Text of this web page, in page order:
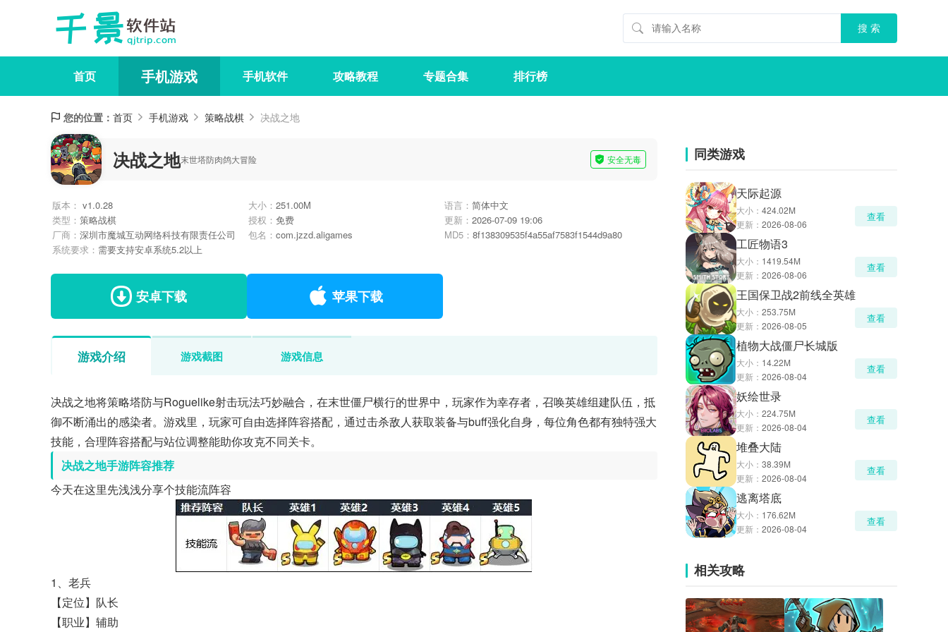
首页 手机游戏 手机软件 攻略教程 专题合集 排行榜
您的位置： 首页 手机游戏 策略战棋 决战之地
决战之地末世塔防肉鸽大冒险 安全无毒
版本： v1.0.28 大小： 251.00M 语言： 简体中文
类型： 策略战棋 授权： 免费 更新： 2026-07-09 19:06
厂商： 深圳市魔城互动网络科技有限责任公司 包名： com.jzzd.aligames MD5： 8f138309535f4a55af7583f1544d9a80
系统要求： 需要支持安卓系统5.2以上
安卓下载 苹果下载
游戏介绍 游戏截图 游戏信息
决战之地将策略塔防与Roguelike射击玩法巧妙融合，在末世僵尸横行的世界中，玩家作为幸存者，召唤英雄组建队伍，抵
御不断涌出的感染者。游戏里，玩家可自由选择阵容搭配，通过击杀敌人获取装备与buff强化自身，每位角色都有独特强大
技能，合理阵容搭配与站位调整能助你攻克不同关卡。
决战之地手游阵容推荐
今天在这里先浅浅分享个技能流阵容
1、老兵
【定位】队长
【职业】辅助
同类游戏
天际起源
大小： 424.02M
更新： 2026-08-06
查看
工匠物语3
大小： 1419.54M
更新： 2026-08-06
查看
王国保卫战2前线全英雄
大小： 253.75M
更新： 2026-08-05
查看
植物大战僵尸长城版
大小： 14.22M
更新： 2026-08-04
查看
妖绘世录
大小： 224.75M
更新： 2026-08-04
查看
堆叠大陆
大小： 38.39M
更新： 2026-08-04
查看
逃离塔底
大小： 176.62M
更新： 2026-08-04
查看
相关攻略